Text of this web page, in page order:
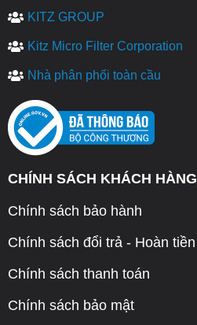
KITZ GROUP
Kitz Micro Filter Corporation
Nhà phân phối toàn cầu
CHÍNH SÁCH KHÁCH HÀNG
Chính sách bảo hành
Chính sách đổi trả - Hoàn tiền
Chính sách thanh toán
Chính sách bảo mật